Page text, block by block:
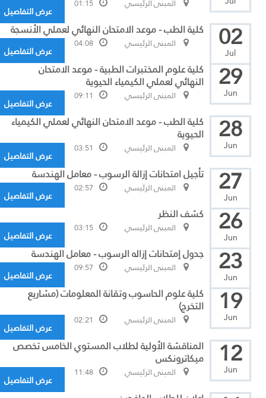
المبنى الرئيسي 01:15
عرض التفاصيل
02
Jul
كلية الطب - موعد الامتحان النهائي لعملي الأنسجة
المبنى الرئيسي 04:08
عرض التفاصيل
29
Jun
كلية علوم المختبرات الطبية - موعد الامتحان
النهائي لعملي الكيمياء الحيوية
المبنى الرئيسي 09:11
عرض التفاصيل
28
Jun
كلية الطب - موعد الامتحان النهائي لعملي الكيمياء
الحيوية
المبنى الرئيسي 03:51
عرض التفاصيل
27
Jun
تأجيل امتحانات إزالة الرسوب - معامل الهندسة
المبنى الرئيسي 02:57
عرض التفاصيل
26
Jun
كشف النظر
المبنى الرئيسي 03:15
عرض التفاصيل
23
Jun
جدول إمتحانات إزاله الرسوب - معامل الهندسة
المبنى الرئيسي 09:57
عرض التفاصيل
19
Jun
كلية علوم الحاسوب وتقانة المعلومات (مشاريع
التخرج)
المبنى الرئيسي 02:21
عرض التفاصيل
12
Jun
المناقشة الأولية لطلاب المستوي الخامس تخصص
ميكاترونكس
المبنى الرئيسي 11:48
عرض التفاصيل